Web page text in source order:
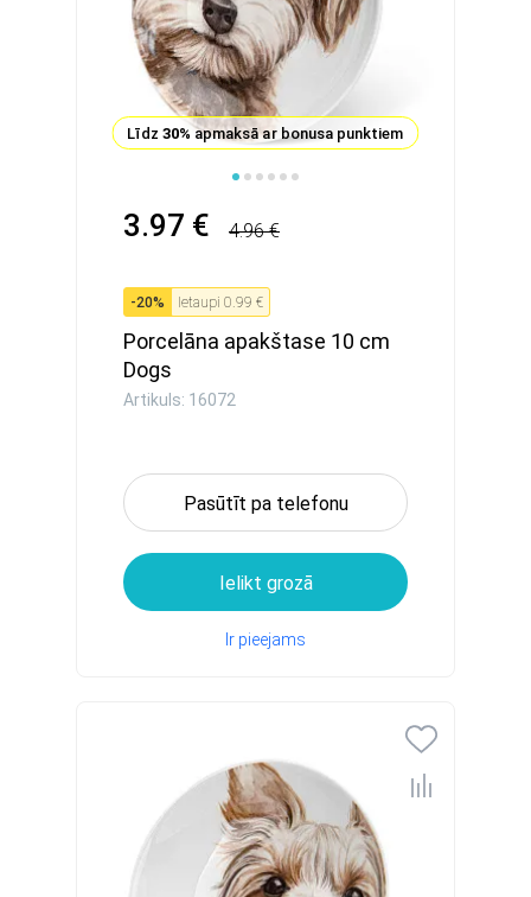
Līdz 30% apmaksā ar bonusa punktiem
3.97 € 4.96 €
-20% Ietaupi 0.99 €
Porcelāna apakštase 10 cm
Dogs
Artikuls: 16072
Pasūtīt pa telefonu
Ielikt grozā
Ir pieejams